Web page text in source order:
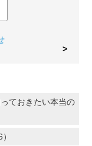
ておきたい本当の